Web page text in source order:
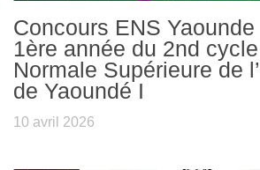
Concours ENS
1ère année du 2nd
Normale Supérieure de
de Yaoundé I
10 avril 2026